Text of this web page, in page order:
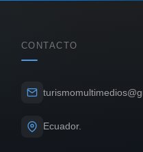
CONTACTO
Ecuador.